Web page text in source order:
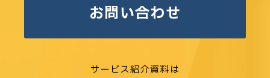
お問い合わせ
サービス紹介資料は